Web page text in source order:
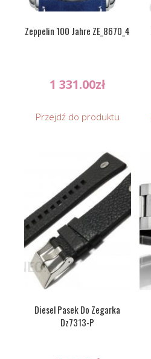
Zeppelin 100 Jahre ZE_8670_4
1 331.00zł
Przejdź do produktu
Diesel Pasek Do Zegarka
Dz7313-P